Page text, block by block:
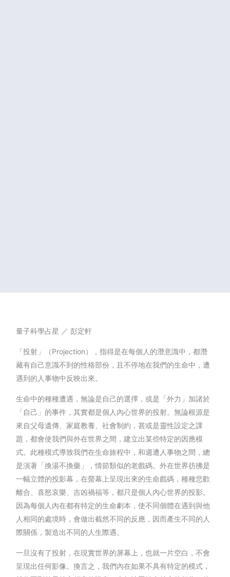
量子科學占星 ／ 彭定軒
「投射」（Projection），指得是在每個人的潛意識中，都潛
藏有自己意識不到的性格部份，且不停地在我們的生命中，遭
遇到的人事物中反映出來。
生命中的種種遭遇，無論是自己的選擇，或是「外力」加諸於
「自己」的事件，其實都是個人內心世界的投射。無論根源是
來自父母遺傳、家庭教養、社會制約，甚或是靈性設定之課
題，都會使我們與外在世界之間，建立出某些特定的因應模
式。此種模式導致我們在生命旅程中，和週遭人事物之間，總
是演著「換湯不換藥」，情節類似的老戲碼。外在世界彷彿是
一幅立體的投影幕，在螢幕上呈現出來的生命戲碼，種種悲歡
離合、喜怒哀樂、吉凶禍福等，都只是個人內心世界的投影。
因為每個人內在都有特定的生命劇本，使不同個體在遇到與他
人相同的處境時，會做出截然不同的反應，因而產生不同的人
際關係，製造出不同的人生際遇。
一旦沒有了投射，在現實世界的屏幕上，也就一片空白，不會
呈現出任何影像。換言之，我們內在如果不具有特定的模式，